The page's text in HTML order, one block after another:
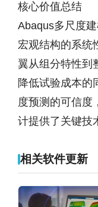
核心价值总结
Abaqus多尺度
宏观结构的系统
翼从组分特性到
降低试验成本的
度预测的可信度
计提供了关键技
相关软件更新